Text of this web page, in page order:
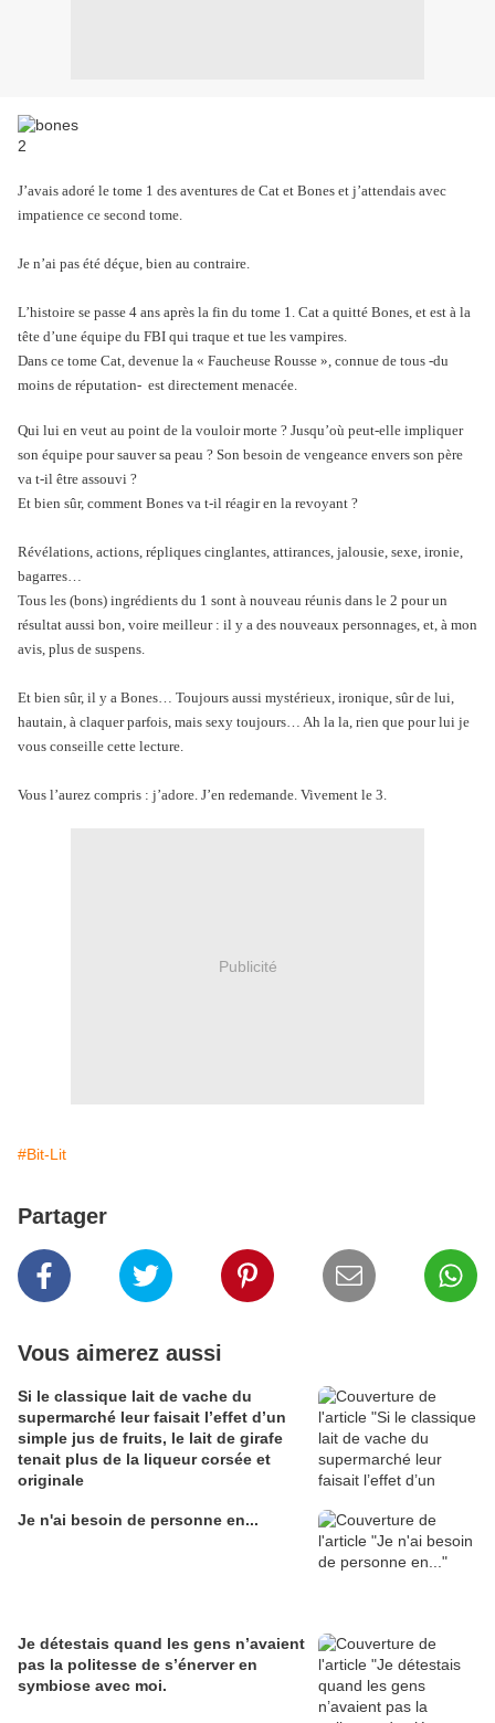
J’avais adoré le tome 1 des aventures de Cat et Bones et j’attendais avec
impatience ce second tome.
Je n’ai pas été déçue, bien au contraire.
L’histoire se passe 4 ans après la fin du tome 1. Cat a quitté Bones, et est à la
tête d’une équipe du FBI qui traque et tue les vampires.
Dans ce tome Cat, devenue la « Faucheuse Rousse », connue de tous -du
moins de réputation- est directement menacée.
Qui lui en veut au point de la vouloir morte ? Jusqu’où peut-elle impliquer
son équipe pour sauver sa peau ? Son besoin de vengeance envers son père
va t-il être assouvi ?
Et bien sûr, comment Bones va t-il réagir en la revoyant ?
Révélations, actions, répliques cinglantes, attirances, jalousie, sexe, ironie,
bagarres…
Tous les (bons) ingrédients du 1 sont à nouveau réunis dans le 2 pour un
résultat aussi bon, voire meilleur : il y a des nouveaux personnages, et, à mon
avis, plus de suspens.
Et bien sûr, il y a Bones… Toujours aussi mystérieux, ironique, sûr de lui,
hautain, à claquer parfois, mais sexy toujours… Ah la la, rien que pour lui je
vous conseille cette lecture.
Vous l’aurez compris : j’adore. J’en redemande. Vivement le 3.
Publicité
#Bit-Lit
Partager
Vous aimerez aussi
Si le classique lait de vache du
supermarché leur faisait l’effet d’un
simple jus de fruits, le lait de girafe
tenait plus de la liqueur corsée et
originale
Je n'ai besoin de personne en...
Je détestais quand les gens n’avaient
pas la politesse de s’énerver en
symbiose avec moi.